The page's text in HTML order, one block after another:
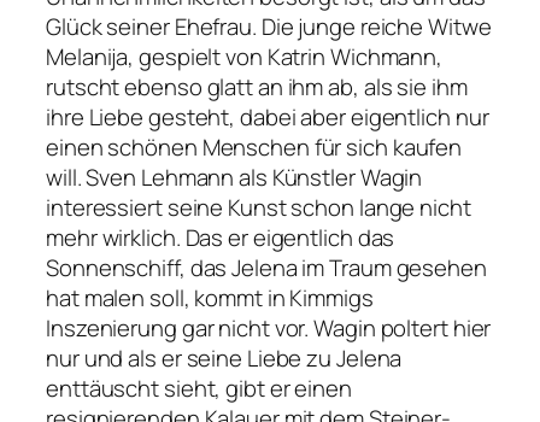
Glück seiner Ehefrau. Die junge reiche Witwe
Melanija, gespielt von Katrin Wichmann,
rutscht ebenso glatt an ihm ab, als sie ihm
ihre Liebe gesteht, dabei aber eigentlich nur
einen schönen Menschen für sich kaufen
will. Sven Lehmann als Künstler Wagin
interessiert seine Kunst schon lange nicht
mehr wirklich. Das er eigentlich das
Sonnenschiff, das Jelena im Traum gesehen
hat malen soll, kommt in Kimmigs
Inszenierung gar nicht vor. Wagin poltert hier
nur und als er seine Liebe zu Jelena
enttäuscht sieht, gibt er einen